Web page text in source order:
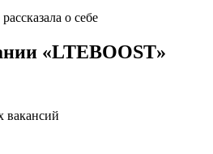
о себе
«LTEBOOST»
вакансий